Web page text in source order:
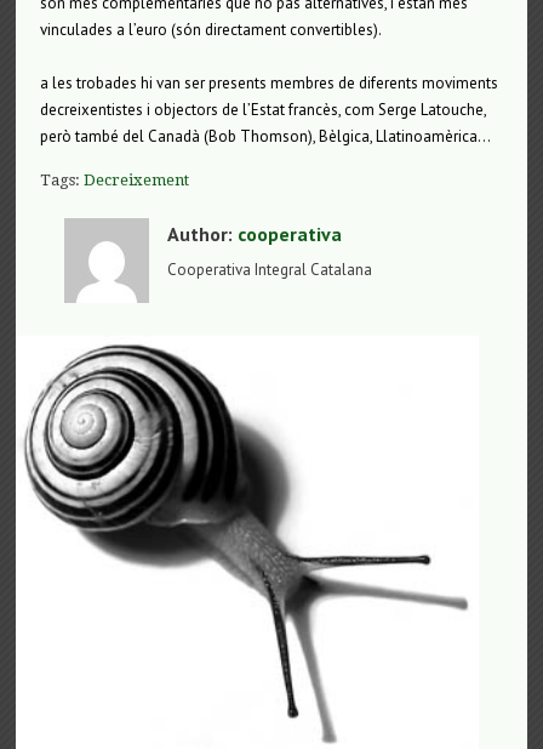
vinculades a l’euro (són directament convertibles).
a les trobades hi van ser presents membres de diferents moviments
decreixentistes i objectors de l’Estat francès, com Serge Latouche,
però també del Canadà (Bob Thomson), Bèlgica, Llatinoamèrica…
Tags:Decreixement
Author: cooperativa
Cooperativa Integral Catalana